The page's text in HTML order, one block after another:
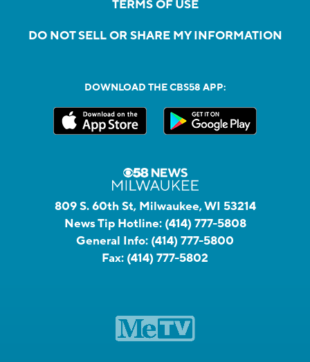
TERMS OF USE
DO NOT SELL OR SHARE MY INFORMATION
DOWNLOAD THE CBS58 APP:
809 S. 60th St, Milwaukee, WI 53214
News Tip Hotline: (414) 777-5808
General Info: (414) 777-5800
Fax: (414) 777-5802